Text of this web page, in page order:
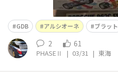
GDB アルシオーネ ブラット
2 61
PHASEⅡ | 03/31 | 東海